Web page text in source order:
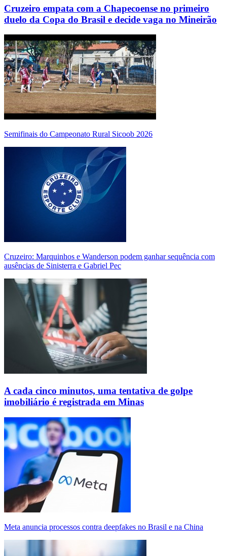
Cruzeiro empata com a Chapecoense no primeiro
duelo da Copa do Brasil e decide vaga no Mineirão
Semifinais do Campeonato Rural Sicoob 2026
Cruzeiro: Marquinhos e Wanderson podem ganhar sequência com
ausências de Sinisterra e Gabriel Pec
A cada cinco minutos, uma tentativa de golpe
imobiliário é registrada em Minas
Meta anuncia processos contra deepfakes no Brasil e na China